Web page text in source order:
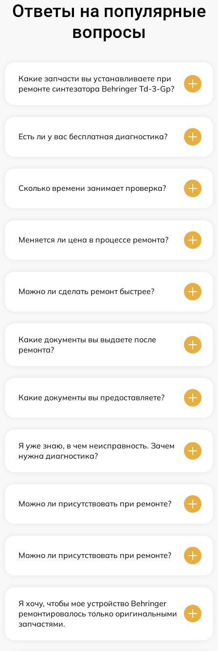
Ответы на популярные
вопросы
Какие запчасти вы устанавливаете при
ремонте синтезатора Behringer Td-3-Gp?
Есть ли у вас бесплатная диагностика?
Сколько времени занимает проверка?
Меняется ли цена в процессе ремонта?
Можно ли сделать ремонт быстрее?
Какие документы вы выдаете после
ремонта?
Какие документы вы предоставляете?
Я уже знаю, в чем неисправность. Зачем
нужна диагностика?
Можно ли присутствовать при ремонте?
Можно ли присутствовать при ремонте?
Я хочу, чтобы мое устройство Behringer
ремонтировалось только оригинальными
запчастями.